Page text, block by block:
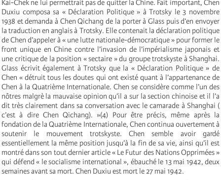
Kai-Chek ne lui permettrait pas de quitter la Chine. Fait important, Chen
Duxiu composa sa « Déclaration Politique » à Trotsky le 3 novembre
1938 et demanda à Chen Qichang de la porter à Glass puis d’en envoyer
la traduction en anglais à Trotsky. Elle contenait la déclaration politique
de Chen d’appeler à « une lutte nationale-démocratique » pour former le
front unique en Chine contre l’invasion de l’impérialisme japonais et
une critique de la position « sectaire » du groupe trotskyste à Shanghai.
Glass écrivit également à Trotsky que la « Déclaration Politique » de
Chen « détruit tous les doutes qui ont existé quant à l’appartenance de
Chen à la Quatrième Internationale. Chen se considère comme l’un des
nôtres malgrè la mauvaise opinion qu’il a sur la section chinoise et il l’a
dit très clairement dans sa conversation avec le camarade à Shanghai (
c’est à dire Chen Qichang). »(4) Pour être précis, même après la
fondation de la Quatrième Internationale, Chen continua ouvertement à
soutenir le mouvement trotskyste. Chen semble avoir gardé
essentiellement la même position jusqu’à la fin de sa vie, ainsi qu’il est
montré dans son tout dernier article « Le Futur des Nations Opprimées »
qui défend « le socialisme international », ébauché le 13 mai 1942, deux
semaines avant sa mort. Chen Duxiu est mort le 27 mai 1942.